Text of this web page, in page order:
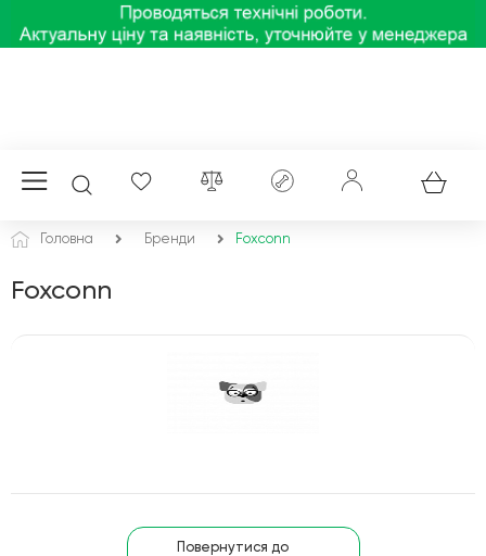
Головна Бренди Foxconn
Foxconn
Повернутися до